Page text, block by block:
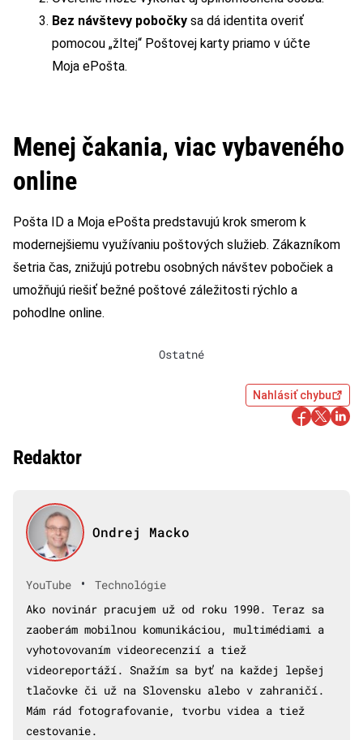
Bez návštevy pobočky sa dá identita overiť
pomocou „žltej“ Poštovej karty priamo v účte
Moja ePošta.
Menej čakania, viac vybaveného
online
Pošta ID a Moja ePošta predstavujú krok smerom k
modernejšiemu využívaniu poštových služieb. Zákazníkom
šetria čas, znižujú potrebu osobných návštev pobočiek a
umožňujú riešiť bežné poštové záležitosti rýchlo a
pohodlne online.
Ostatné
Nahlásiť chybu
Redaktor
Ondrej Macko
YouTube •
Technológie
Ako novinár pracujem už od roku 1990. Teraz sa
zaoberám mobilnou komunikáciou, multimédiami a
vyhotovovaním videorecenzií a tiež
videoreportáží. Snažím sa byť na každej lepšej
tlačovke či už na Slovensku alebo v zahraničí.
Mám rád fotografovanie, tvorbu videa a tiež
cestovanie.